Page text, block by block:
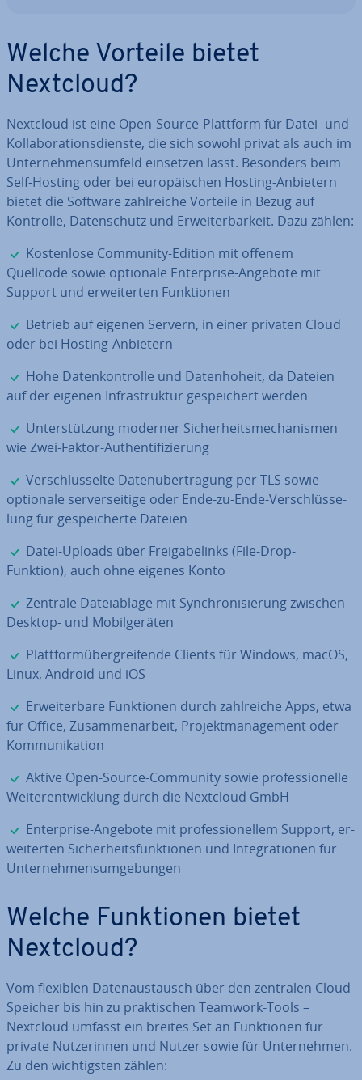
Welche Vorteile bietet
Nextcloud?
Nextcloud ist eine Open-Source-Plattform für Datei- und
Kol­la­bo­ra­ti­ons­diens­te, die sich sowohl privat als auch im
Un­ter­neh­mens­um­feld einsetzen lässt. Besonders beim
Self-Hosting oder bei eu­ro­päi­schen Hosting-Anbietern
bietet die Software zahl­rei­che Vorteile in Bezug auf
Kontrolle, Da­ten­schutz und Er­wei­ter­bar­keit. Dazu zählen:
✓
Kos­ten­lo­se Community-Edition mit offenem
Quellcode sowie optionale En­ter­pri­se-Angebote mit
Support und er­wei­ter­ten Funk­tio­nen
✓
Betrieb auf eigenen Servern, in einer privaten Cloud
oder bei Hosting-Anbietern
✓
Hohe Da­ten­kon­trol­le und Da­ten­ho­heit, da Dateien
auf der eigenen In­fra­struk­tur ge­spei­chert werden
✓
Un­ter­stüt­zung moderner Si­cher­heits­me­cha­nis­men
wie Zwei-Faktor-Au­then­ti­fi­zie­rung
✓
Ver­schlüs­sel­te Da­ten­über­tra­gung per TLS sowie
optionale ser­ver­sei­ti­ge oder Ende-zu-Ende-Ver­schlüs­se­
lung für ge­spei­cher­te Dateien
✓
Datei-Uploads über Frei­ga­be­l­inks (File-Drop-
Funktion), auch ohne eigenes Konto
✓
Zentrale Da­tei­ab­la­ge mit Syn­chro­ni­sie­rung zwischen
Desktop- und Mo­bil­ge­rä­ten
✓
Platt­form­über­grei­fen­de Clients für Windows, macOS,
Linux, Android und iOS
✓
Er­wei­ter­ba­re Funk­tio­nen durch zahl­rei­che Apps, etwa
für Office, Zu­sam­men­ar­beit, Pro­jekt­ma­nage­ment oder
Kom­mu­ni­ka­ti­on
✓
Aktive Open-Source-Community sowie pro­fes­sio­nel­le
Wei­ter­ent­wick­lung durch die Nextcloud GmbH
✓
En­ter­pri­se-Angebote mit pro­fes­sio­nel­lem Support, er­
wei­ter­ten Si­cher­heits­funk­tio­nen und In­te­gra­tio­nen für
Un­ter­neh­mens­um­ge­bun­gen
Welche Funk­tio­nen bietet
Nextcloud?
Vom flexiblen Da­ten­aus­tausch über den zentralen Cloud-
Speicher bis hin zu prak­ti­schen Teamwork-Tools –
Nextcloud umfasst ein breites Set an Funk­tio­nen für
private Nut­ze­rin­nen und Nutzer sowie für Un­ter­neh­men.
Zu den wich­tigs­ten zählen: